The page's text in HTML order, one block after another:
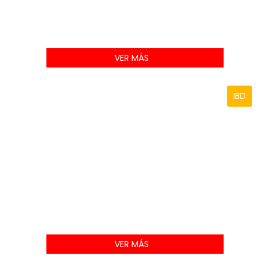
VER MÁS
IBD
VER MÁS